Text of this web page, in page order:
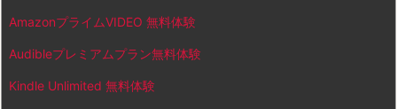
AmazonプライムVIDEO 無料体験
Audibleプレミアムプラン無料体験
Kindle Unlimited 無料体験